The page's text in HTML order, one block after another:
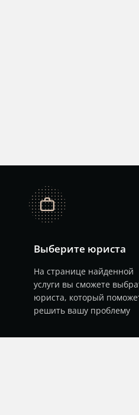
job
Выберите юриста
На странице найденной
услуги вы сможете
юриста, который
решить вашу проблему